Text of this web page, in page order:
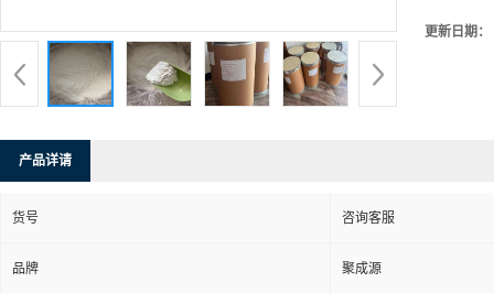
更新日期：
产品详请
货号 咨询客服
品牌 聚成源